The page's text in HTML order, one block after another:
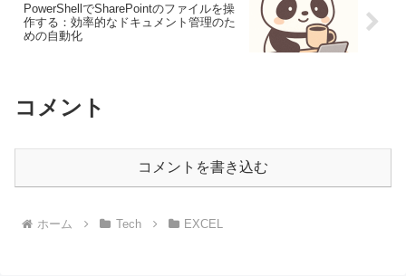
PowerShellでSharePointのファイルを操
作する：効率的なドキュメント管理のた
めの自動化
コメント
コメントを書き込む
ホーム Tech EXCEL